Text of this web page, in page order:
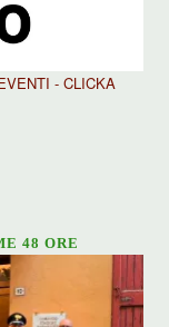
- CLICKA
48 ORE